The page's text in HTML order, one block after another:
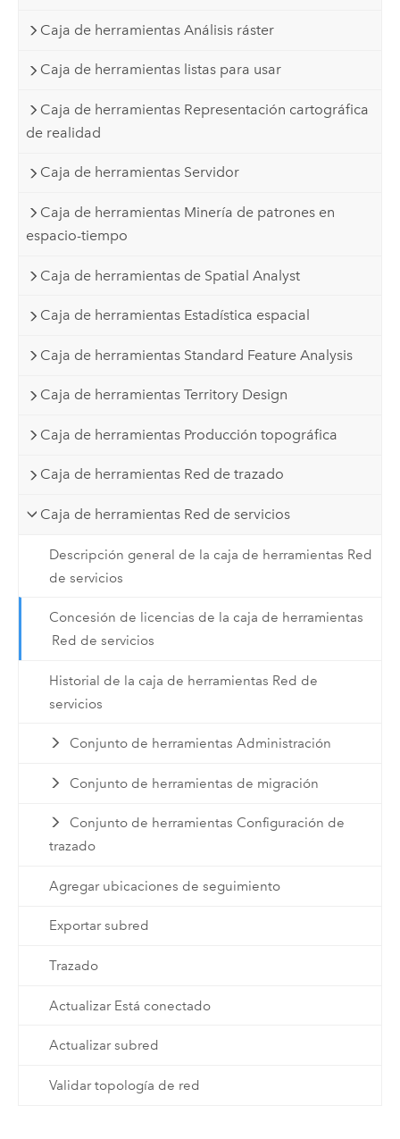
Caja de herramientas Análisis ráster
Caja de herramientas listas para usar
Caja de herramientas Representación cartográfica
de realidad
Caja de herramientas Servidor
Caja de herramientas Minería de patrones en
espacio-tiempo
Caja de herramientas de Spatial Analyst
Caja de herramientas Estadística espacial
Caja de herramientas Standard Feature Analysis
Caja de herramientas Territory Design
Caja de herramientas Producción topográfica
Caja de herramientas Red de trazado
Caja de herramientas Red de servicios
Descripción general de la caja de herramientas Red
de servicios
Concesión de licencias de la caja de herramientas
Red de servicios
Historial de la caja de herramientas Red de
servicios
Conjunto de herramientas Administración
Conjunto de herramientas de migración
Conjunto de herramientas Configuración de
trazado
Agregar ubicaciones de seguimiento
Exportar subred
Trazado
Actualizar Está conectado
Actualizar subred
Validar topología de red